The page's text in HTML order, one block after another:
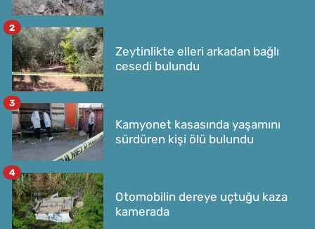
Zeytinlikte elleri arkadan bağlı
cesedi bulundu
2
Kamyonet kasasında yaşamını
sürdüren kişi ölü bulundu
3
Otomobilin dereye uçtuğu kaza
kamerada
4